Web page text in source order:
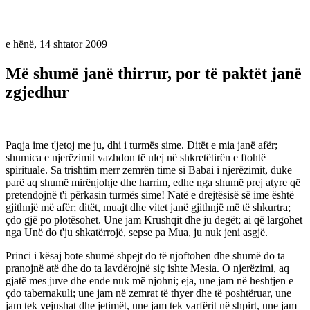
e hënë, 14 shtator 2009
Më shumë janë thirrur, por të paktët janë
zgjedhur
Paqja ime t'jetoj me ju, dhi i turmës sime. Ditët e mia janë afër;
shumica e njerëzimit vazhdon të ulej në shkretëtirën e ftohtë
spirituale. Sa trishtim merr zemrën time si Babai i njerëzimit, duke
parë aq shumë mirënjohje dhe harrim, edhe nga shumë prej atyre që
pretendojnë t'i përkasin turmës sime! Natë e drejtësisë së ime është
gjithnjë më afër; ditët, muajt dhe vitet janë gjithnjë më të shkurtra;
çdo gjë po plotësohet. Une jam Krushqit dhe ju degët; ai që largohet
nga Unë do t'ju shkatërrojë, sepse pa Mua, ju nuk jeni asgjë.
Princi i kësaj bote shumë shpejt do të njoftohen dhe shumë do ta
pranojnë atë dhe do ta lavdërojnë siç ishte Mesia. O njerëzimi, aq
gjatë mes juve dhe ende nuk më njohni; eja, une jam në heshtjen e
çdo tabernakuli; une jam në zemrat të thyer dhe të poshtëruar, une
jam tek vejushat dhe jetimët, une jam tek varfërit në shpirt, une jam